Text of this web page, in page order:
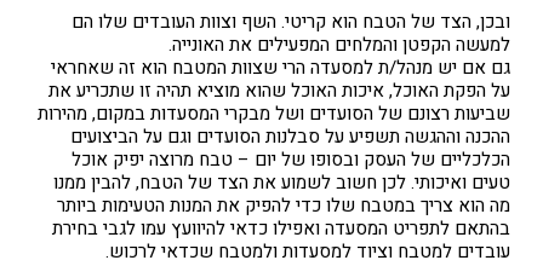
ובכן, הצד של הטבח הוא קריטי. השף וצוות העובדים שלו הם
למעשה הקפטן והמלחים המפעילים את האונייה.
גם אם יש מנהל/ת למסעדה הרי שצוות המטבח הוא זה שאחראי
על הפקת האוכל, איכות האוכל שהוא מוציא תהיה זו שתכריע את
שביעות רצונם של הסועדים ושל מבקרי המסעדות במקום, מהירות
ההכנה וההגשה תשפיע על סבלנות הסועדים וגם על הביצועים
הכלכליים של העסק ובסופו של יום – טבח מרוצה יפיק אוכל
טעים ואיכותי. לכן חשוב לשמוע את הצד של הטבח, להבין ממנו
מה הוא צריך במטבח שלו כדי להפיק את המנות הטעימות ביותר
בהתאם לתפריט המסעדה ואפילו כדאי להיוועץ עמו לגבי בחירת
עובדים למטבח וציוד למסעדות ולמטבח שכדאי לרכוש.